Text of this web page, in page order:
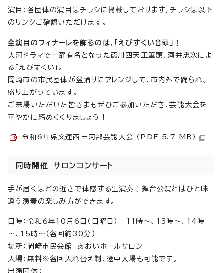
演目：各団体の演目はチラシに掲載しております。チラシは以下
のリンクご確認いただけます。
全演目のフィナーレを飾るのは、「えびすくい音頭」！
大河ドラマで一躍有名となった徳川四天王筆頭、酒井忠次によ
る「えびすくい」。
岡崎市の市民団体が盆踊りにアレンジして、市内外で踊られ、
盛り上がっています。
ご来場いただいた皆さまもぜひご参加いただき、芸能大会を
華やかに締めくくりましょう！
令和6年県文連西三河部芸能大会 （PDF 5.7 MB）
同時開催 サロンコンサート
手が届くほどの近さで体感する生演奏！舞台公演とはひと味
違う演奏の楽しみ方ができます。
日時：令和6年10月6日（日曜日） 11時～、13時～、14時
～、15時～（各回約30分）
場所：岡崎市民会館 あおいホールサロン
入場：無料※各回入れ替え制、途中入場も可能です。
出演団体：